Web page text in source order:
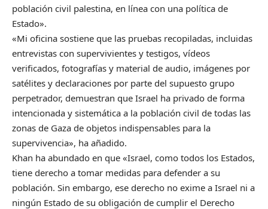
población civil palestina, en línea con una política de
Estado».
«Mi oficina sostiene que las pruebas recopiladas, incluidas
entrevistas con supervivientes y testigos, vídeos
verificados, fotografías y material de audio, imágenes por
satélites y declaraciones por parte del supuesto grupo
perpetrador, demuestran que Israel ha privado de forma
intencionada y sistemática a la población civil de todas las
zonas de Gaza de objetos indispensables para la
supervivencia», ha añadido.
Khan ha abundado en que «Israel, como todos los Estados,
tiene derecho a tomar medidas para defender a su
población. Sin embargo, ese derecho no exime a Israel ni a
ningún Estado de su obligación de cumplir el Derecho